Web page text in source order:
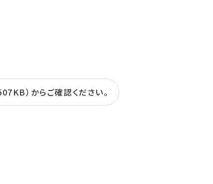
）からご確認ください。